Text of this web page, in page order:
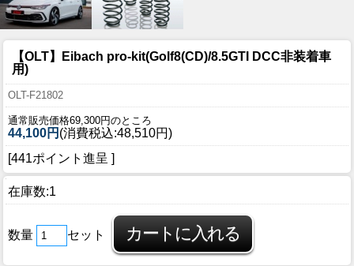
【OLT】Eibach pro-kit(Golf8(CD)/8.5GTI DCC非装着車
用)
OLT-F21802
通常販売価格69,300円のところ
44,100円 (消費税込:48,510円)
[441ポイント進呈 ]
在庫数:1
数量 セット